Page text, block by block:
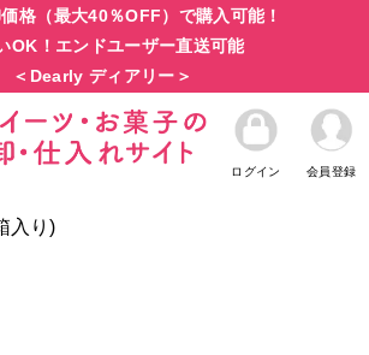
格（最大40％OFF）で購入可能！
OK！エンドユーザー直送可能
＜Dearly ディアリー＞
ログイン 会員登録
入り)